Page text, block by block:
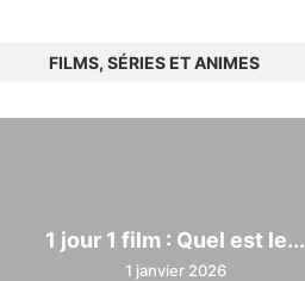
FILMS, SÉRIES ET ANIMES
1 jour 1 film : Quel est le...
1 janvier 2026